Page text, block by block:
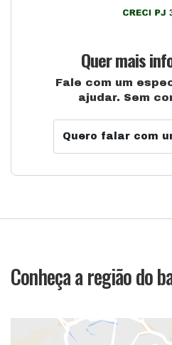
Quer mais
Fale com um
ajudar. Sem
Quero falar com
Conheça a região do